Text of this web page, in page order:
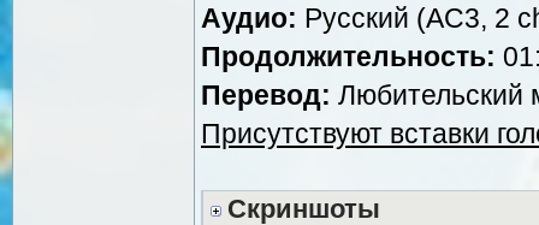
Аудио: Русский (AC3, 2
Продолжительность:
Перевод: Любительский
Присутствуют вставки
Скриншоты